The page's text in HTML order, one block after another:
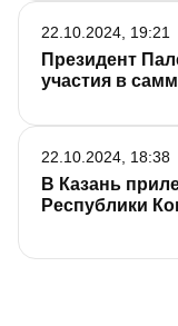
Президент
участия в
22.10.2024, 19:21
В Казань
Республики
22.10.2024, 18:38